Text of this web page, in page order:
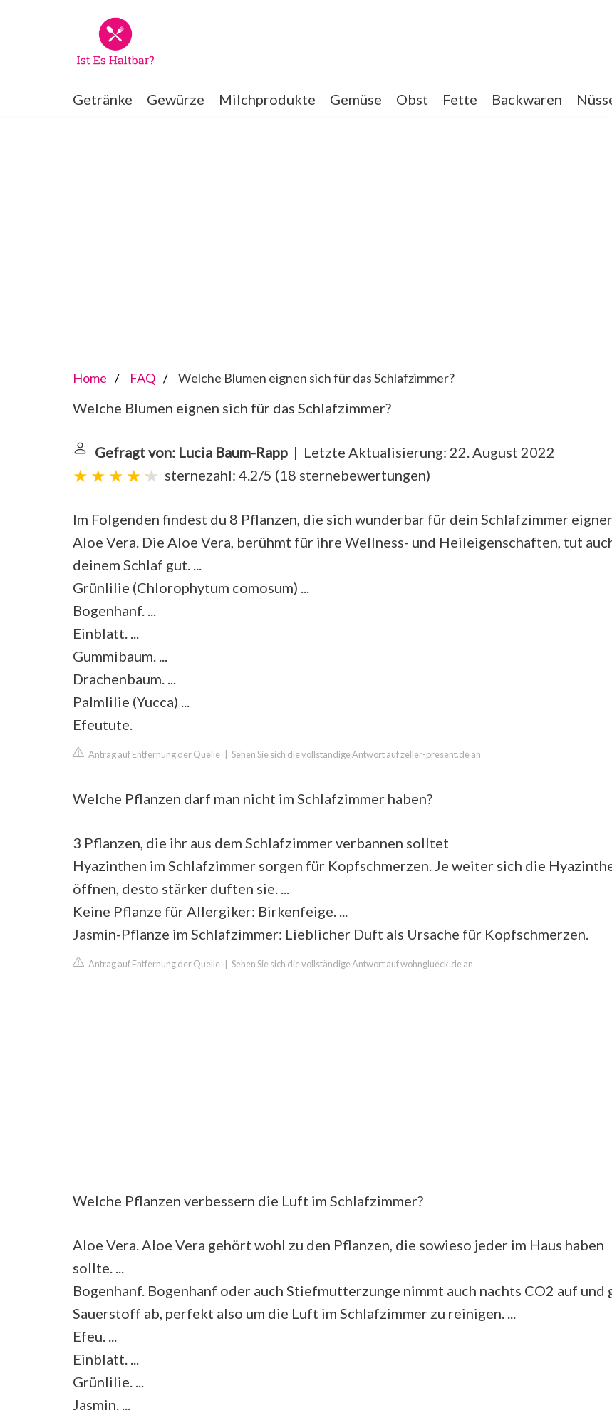
Getränke Gewürze Milchprodukte Gemüse Obst Fette Backwaren
Home FAQ Welche Blumen eignen sich für das Schlafzimmer?
Welche Blumen eignen sich für das Schlafzimmer?
Gefragt von: Lucia Baum-Rapp | Letzte Aktualisierung: 22. August 2022
sternezahl: 4.2/5 (18 sternebewertungen)
Im Folgenden findest du 8 Pflanzen, die sich wunderbar für dein Schlafzimmer
Aloe Vera. Die Aloe Vera, berühmt für ihre Wellness- und Heileigenschaften, tut
deinem Schlaf gut. ...
Grünlilie (Chlorophytum comosum) ...
Bogenhanf. ...
Einblatt. ...
Gummibaum. ...
Drachenbaum. ...
Palmlilie (Yucca) ...
Efeutute.
Antrag auf Entfernung der Quelle Sehen Sie sich die vollständige Antwort auf zeller-present.de an
Welche Pflanzen darf man nicht im Schlafzimmer haben?
3 Pflanzen, die ihr aus dem Schlafzimmer verbannen solltet
Hyazinthen im Schlafzimmer sorgen für Kopfschmerzen. Je weiter sich die
öffnen, desto stärker duften sie. ...
Keine Pflanze für Allergiker: Birkenfeige. ...
Jasmin-Pflanze im Schlafzimmer: Lieblicher Duft als Ursache für Kopfschmerzen.
Antrag auf Entfernung der Quelle Sehen Sie sich die vollständige Antwort auf wohnglueck.de an
Welche Pflanzen verbessern die Luft im Schlafzimmer?
Aloe Vera. Aloe Vera gehört wohl zu den Pflanzen, die sowieso jeder im Haus haben
sollte. ...
Bogenhanf. Bogenhanf oder auch Stiefmutterzunge nimmt auch nachts CO2 auf und
Sauerstoff ab, perfekt also um die Luft im Schlafzimmer zu reinigen. ...
Efeu. ...
Einblatt. ...
Grünlilie. ...
Jasmin. ...